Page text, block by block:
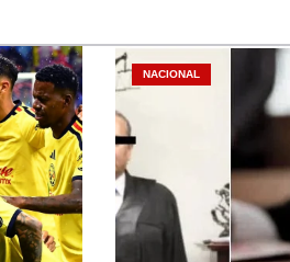
NACIONAL